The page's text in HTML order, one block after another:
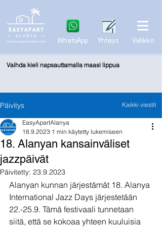
WhatsApp Yhteys Valikko
Vaihda kieli napsauttamalla maasi lippua
Päivitys
18. Alanyan kansainväliset
jazzpäivät
EasyApartAlanya
18.9.2023 1 min käytetty lukemiseen
Päivitetty: 23.9.2023
Alanyan kunnan järjestämät 18. Alanya
International Jazz Days järjestetään
22.-25.9. Tämä festivaali tunnetaan
siitä, että se kokoaa yhteen kuuluisia
Kaikki viestit